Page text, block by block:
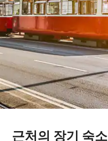
근처의 장기 숙소